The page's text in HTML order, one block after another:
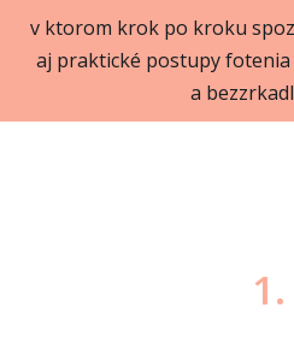
v ktorom krok po kroku
aj praktické postupy
a
1.